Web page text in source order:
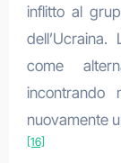
inflitto al
come
incontrando
nuovamente
[16]